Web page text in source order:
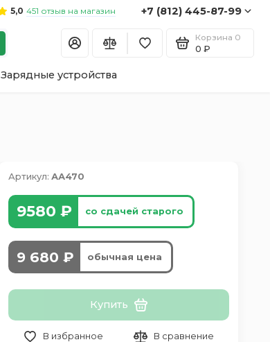
5,0 451 отзыв на магазин +7 (812) 445-87-99
Корзина 0
0 ₽
Зарядные устройства
Артикул:АА470
9580 ₽ со сдачей старого
9 680 ₽ обычная цена
Купить
В избранное В сравнение